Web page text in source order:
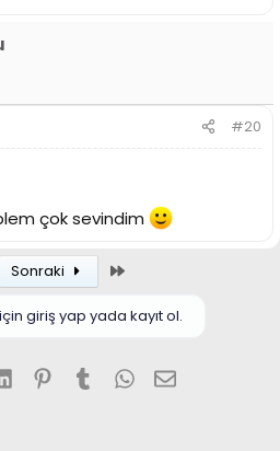
#20
çok sevindim
Sonraki
giriş yap yada kayıt ol.
LinkedInPinterest
TumblrWhatsApp
E-posta